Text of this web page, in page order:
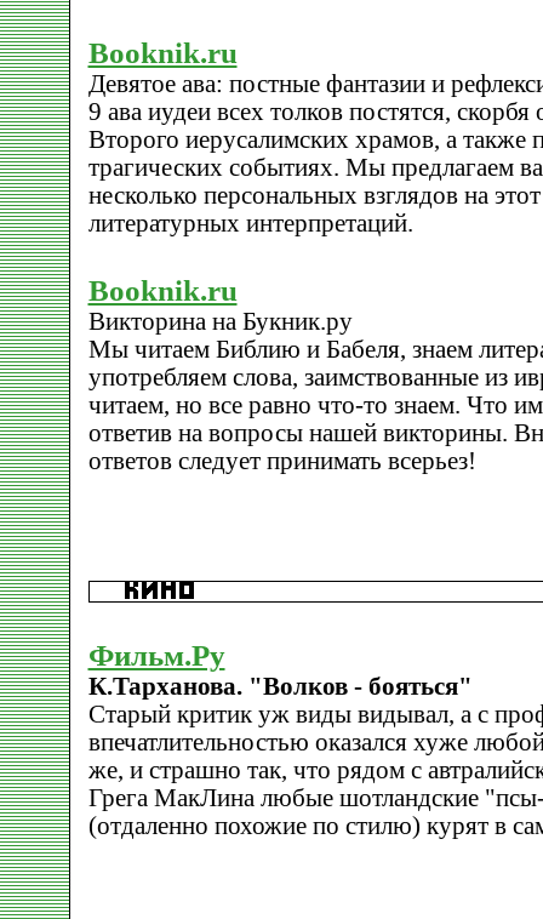
Booknik.ru
Девятое ава: постные фантазии и
9 ава иудеи всех толков постятся,
Второго иерусалимских храмов, а также
трагических событиях. Мы предлагаем
несколько персональных взглядов на
литературных интерпретаций.
Booknik.ru
Викторина на Букник.ру
Мы читаем Библию и Бабеля, знаем
употребляем слова, заимствованные из
читаем, но все равно что-то знаем. Что
ответив на вопросы нашей викторины.
ответов следует принимать всерьез!
Фильм.Ру
К.Тарханова. "Волков - бояться"
Старый критик уж виды видывал, а с
впечатлительностью оказался хуже
же, и страшно так, что рядом с
Грега МакЛина любые шотландские
(отдаленно похожие по стилю) курят в